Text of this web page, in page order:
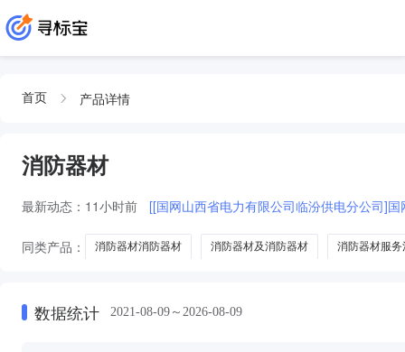
首页 产品详情
消防器材
最新动态： 11小时前 [[国网山西省电力有限公司临汾供电分公司]
同类产品： 消防器材消防器材 消防器材及消防器材 消防器材服务
数据统计 2021-08-09～2026-08-09